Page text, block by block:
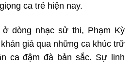
ca trẻ hiện nay.
dòng nhạc sử thi, Phạm Kỳ
giả qua những ca khúc trữ
ca đậm đà bản sắc. Sự linh